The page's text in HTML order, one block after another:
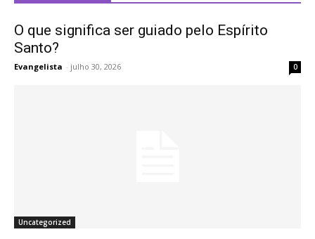
O que significa ser guiado pelo Espírito
Santo?
Evangelista - julho 30, 2026 0
Uncategorized